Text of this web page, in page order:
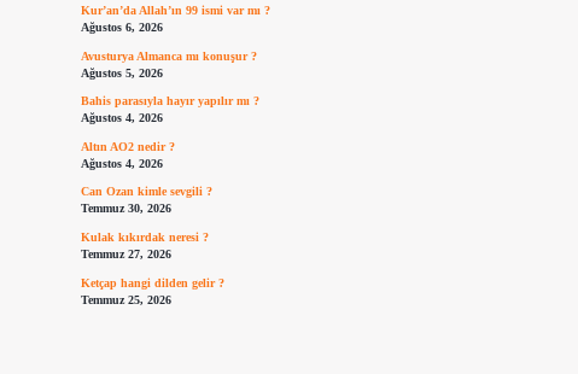
Kur’an’da Allah’ın 99 ismi var mı ?
Ağustos 6, 2026
Avusturya Almanca mı konuşur ?
Ağustos 5, 2026
Bahis parasıyla hayır yapılır mı ?
Ağustos 4, 2026
Altın AO2 nedir ?
Ağustos 4, 2026
Can Ozan kimle sevgili ?
Temmuz 30, 2026
Kulak kıkırdak neresi ?
Temmuz 27, 2026
Ketçap hangi dilden gelir ?
Temmuz 25, 2026